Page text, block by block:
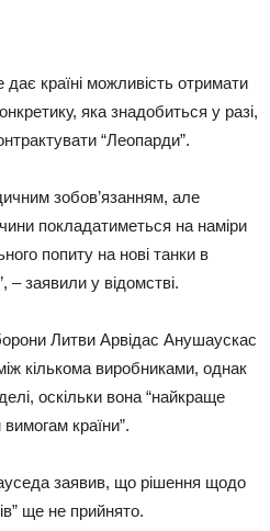
країні можливість отримати
яка знадобиться у разі,
“Леопарди”.
зобов’язанням, але
покладатиметься на наміри
попиту на нові танки в
– заявили у відомстві.
Литви Арвідас Анушаускас
кількома виробниками, однак
оскільки вона “найкраще
країни”.
заявив, що рішення щодо
ще не прийнято.